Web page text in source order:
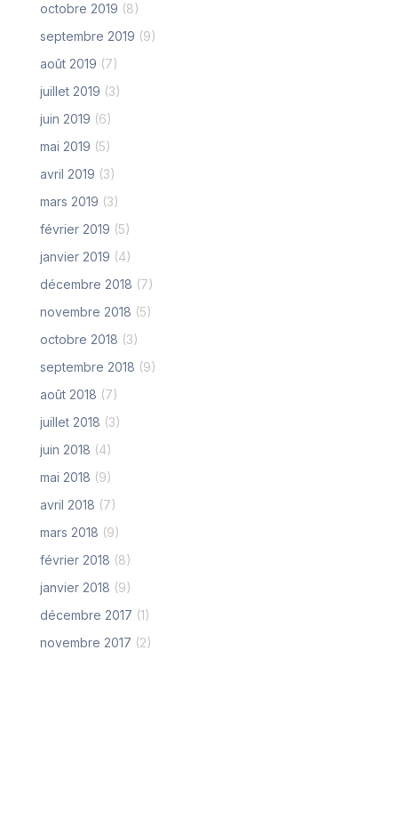
octobre 2019 (8)
septembre 2019 (9)
août 2019 (7)
juillet 2019 (3)
juin 2019 (6)
mai 2019 (5)
avril 2019 (3)
mars 2019 (3)
février 2019 (5)
janvier 2019 (4)
décembre 2018 (7)
novembre 2018 (5)
octobre 2018 (3)
septembre 2018 (9)
août 2018 (7)
juillet 2018 (3)
juin 2018 (4)
mai 2018 (9)
avril 2018 (7)
mars 2018 (9)
février 2018 (8)
janvier 2018 (9)
décembre 2017 (1)
novembre 2017 (2)